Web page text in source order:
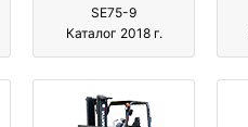
SE75-9
Каталог 2018 г.